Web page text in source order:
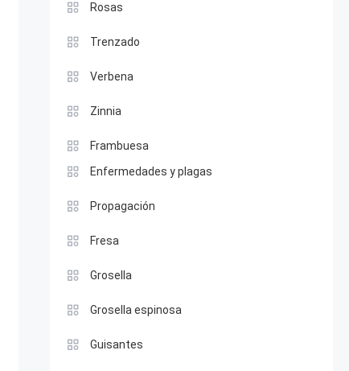
Rosas
Trenzado
Verbena
Zinnia
Frambuesa
Enfermedades y plagas
Propagación
Fresa
Grosella
Grosella espinosa
Guisantes